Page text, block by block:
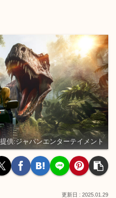
供:ジャパンエンターテイメント
2025.01.29